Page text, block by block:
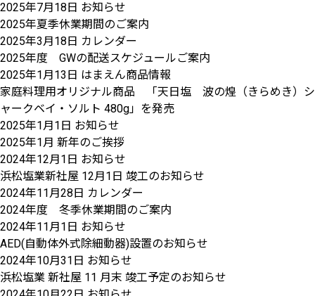
2025年7月18日 お知らせ
2025年夏季休業期間のご案内
2025年3月18日 カレンダー
2025年度 GWの配送スケジュールご案内
2025年1月13日 はまえん商品情報
家庭料理用オリジナル商品 「天日塩 波の煌（きらめき）シ
ャークベイ・ソルト 480g」を発売
2025年1月1日 お知らせ
2025年1月 新年のご挨拶
2024年12月1日 お知らせ
浜松塩業新社屋 12月1日 竣工のお知らせ
2024年11月28日 カレンダー
2024年度 冬季休業期間のご案内
2024年11月1日 お知らせ
AED(自動体外式除細動器)設置のお知らせ
2024年10月31日 お知らせ
浜松塩業 新社屋 11 月末 竣工予定のお知らせ